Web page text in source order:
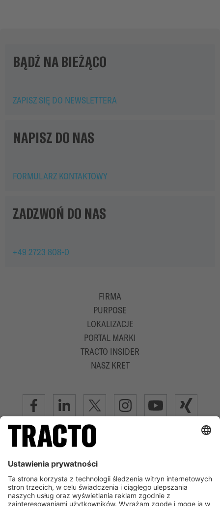
BĄDŹ NA BIEŻĄCO
ZAPISZ SIĘ DO NEWSLETTERA
NAPISZ DO NAS
FORMULARZ KONTAKTOWY
ZADZWOŃ DO NAS
+49 2723 808-0
FIRMA
PURPOSE
LOKALIZACJE
PORTAL MARKI
TRACTO INSIDER
NASZ KRET
ZAAWANSOWANA TECHNOLOGIA BEZWYKOPOWA